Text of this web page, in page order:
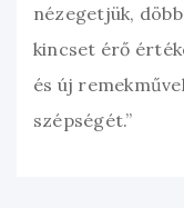
nézegetjük,
kincset érő
és új
szépségét.”